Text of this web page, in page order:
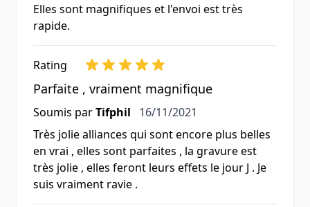
Elles sont magnifiques et l'envoi est très
rapide.
Rating
Parfaite , vraiment magnifique
Soumis parTifphil 16 novembre 2021
16/11/2021
Très jolie alliances qui sont encore plus belles
en vrai , elles sont parfaites , la gravure est
très jolie , elles feront leurs effets le jour J . Je
suis vraiment ravie .